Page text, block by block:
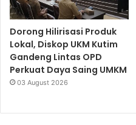
Dorong Hilirisasi Produk
Lokal, Diskop UKM Kutim
Gandeng Lintas OPD
Perkuat Daya Saing UMKM
03 August 2026